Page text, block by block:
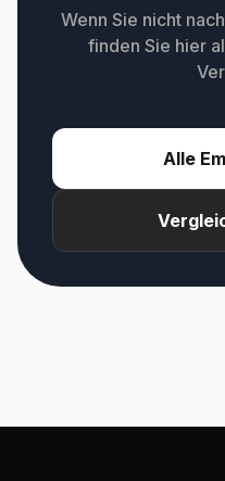
Wenn Sie nicht
finden Sie hier
Alle